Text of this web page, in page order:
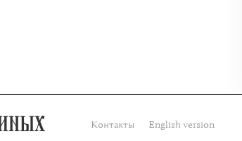
Контакты English version